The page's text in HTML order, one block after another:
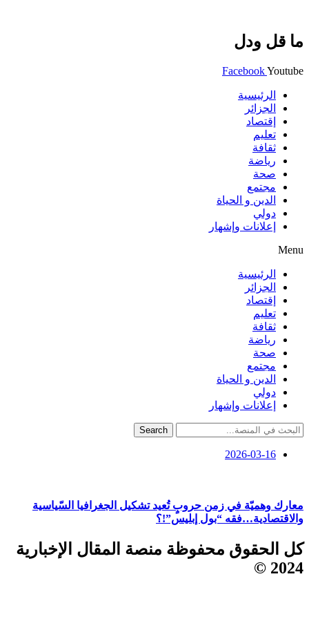
ما قل ودل
FacebookYoutube
الرئيسية
الجزائر
إقتصاد
تعليم
ثقافة
رياضة
صحة
مجتمع
الدين و الحياة
دولي
إعلانات وإشهار
Menu
الرئيسية
الجزائر
إقتصاد
تعليم
ثقافة
رياضة
صحة
مجتمع
الدين و الحياة
دولي
إعلانات وإشهار
Search
2026-03-16
معارك وهميّة في زمن حروبٍ تُعيد تشكيل الجغرافيا السّياسية
والاقتصادية…فقه “بول إبليس”!؟
كل الحقوق محفوظة منصة المقال الإخبارية
2024 ©